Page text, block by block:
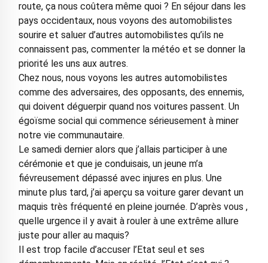
route, ça nous coûtera même quoi ? En séjour dans les
pays occidentaux, nous voyons des automobilistes
sourire et saluer d’autres automobilistes qu’ils ne
connaissent pas, commenter la météo et se donner la
priorité les uns aux autres.
Chez nous, nous voyons les autres automobilistes
comme des adversaires, des opposants, des ennemis,
qui doivent déguerpir quand nos voitures passent. Un
égoïsme social qui commence sérieusement à miner
notre vie communautaire.
Le samedi dernier alors que j’allais participer à une
cérémonie et que je conduisais, un jeune m’a
fiévreusement dépassé avec injures en plus. Une
minute plus tard, j’ai aperçu sa voiture garer devant un
maquis très fréquenté en pleine journée. D’après vous ,
quelle urgence il y avait à rouler à une extrême allure
juste pour aller au maquis?
Il est trop facile d’accuser l’Etat seul et ses